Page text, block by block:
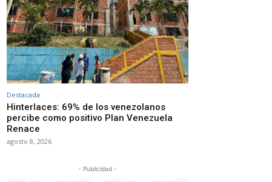
Destacada
Hinterlaces: 69% de los venezolanos
percibe como positivo Plan Venezuela
Renace
agosto 8, 2026
- Publicidad -